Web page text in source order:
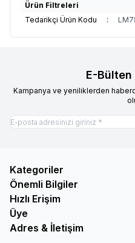
Ürün Filtreleri
Tedarikçi Ürün Kodu
:
E-
Kampanya ve yeniliklerden
Kategoriler
Önemli Bilgiler
Hızlı Erişim
Üye
Adres & İletişim